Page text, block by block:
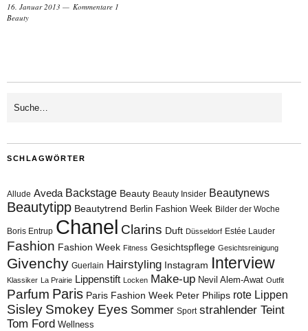
16. Januar 2013
Kommentare 1
Beauty
SCHLAGWÖRTER
Allude Aveda Backstage Beauty Beauty Insider Beautynews
Beautytipp Beautytrend Berlin Fashion Week Bilder der Woche
Boris Entrup Chanel Clarins Duft Düsseldorf Estée Lauder
Fashion Fashion Week Fitness Gesichtspflege Gesichtsreinigung
Givenchy Guerlain Hairstyling Instagram Interview
Klassiker La Prairie Lippenstift Locken Make-up Nevil Alem-Awat Outfit
Parfum Paris Paris Fashion Week Peter Philips rote Lippen
Sisley Smokey Eyes Sommer Sport strahlender Teint
Tom Ford Wellness